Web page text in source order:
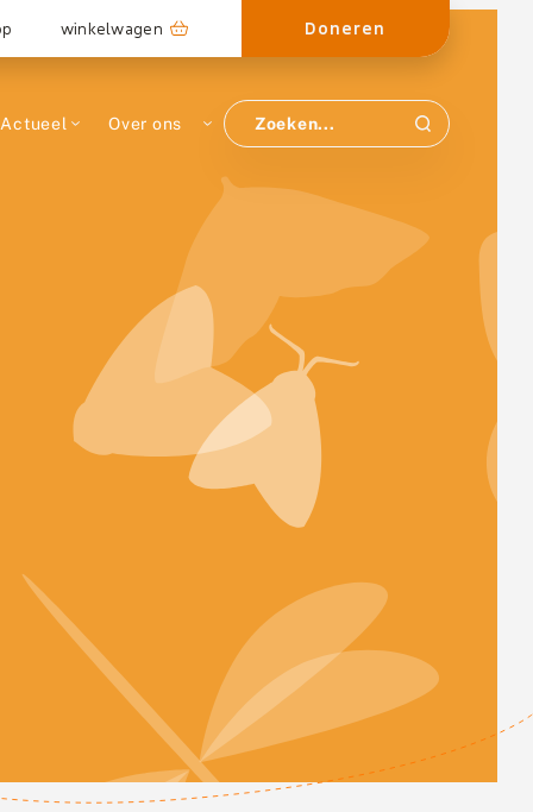
winkelwagen Doneren
Actueel Over ons